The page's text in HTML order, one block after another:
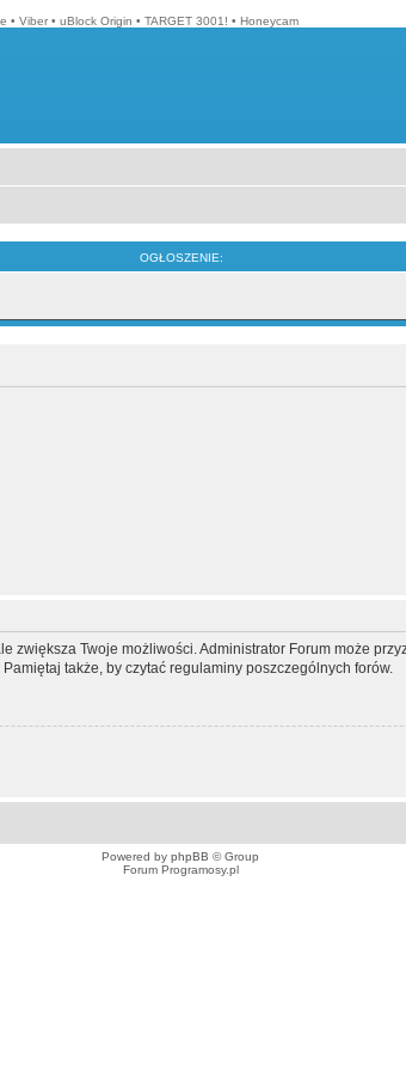
• Viber • uBlock Origin • TARGET 3001! • Honeycam
OGŁOSZENIE:
Twoje możliwości. Administrator Forum może
także, by czytać regulaminy poszczególnych forów.
Powered by phpBB © Group
Forum Programosy.pl